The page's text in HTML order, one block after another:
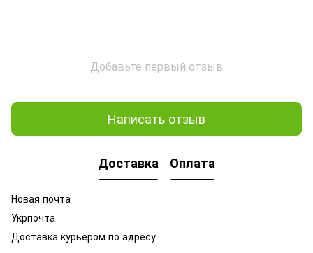
Добавьте первый отзыв
Написать отзыв
Доставка Оплата
Новая почта
Укрпочта
Доставка курьером по адресу